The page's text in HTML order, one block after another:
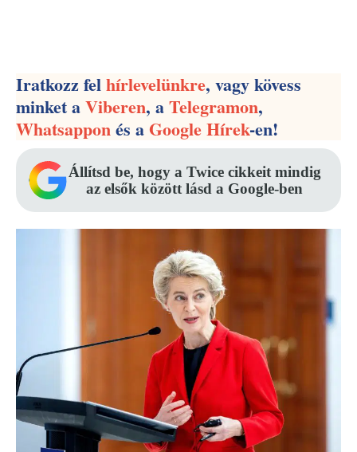
Iratkozz felhírlevelünkre, vagy kövess
minket aViberen, aTelegramon,
Whatsapponés aGoogle Hírek-en!
Állítsd be, hogy a Twice cikkeit mindig
az elsők között lásd a Google-ben